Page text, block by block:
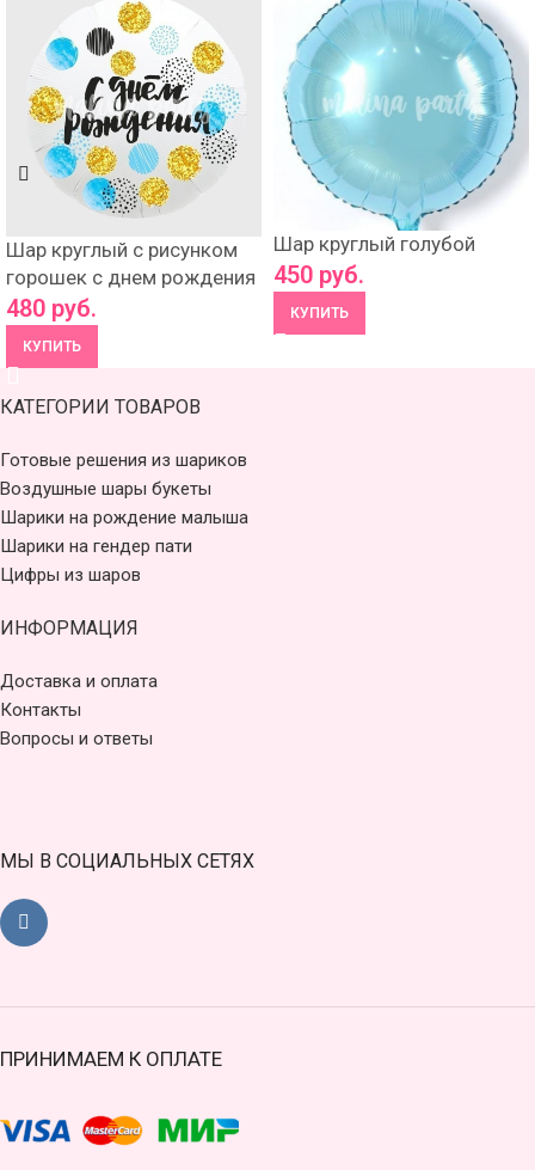
Шар круглый с рисунком
горошек с днем рождения
480 руб.
КУПИТЬ
Шар круглый голубой
450 руб.
КУПИТЬ
КАТЕГОРИИ ТОВАРОВ
Готовые решения из шариков
Воздушные шары букеты
Шарики на рождение малыша
Шарики на гендер пати
Цифры из шаров
ИНФОРМАЦИЯ
Доставка и оплата
Контакты
Вопросы и ответы
МЫ В СОЦИАЛЬНЫХ СЕТЯХ
ПРИНИМАЕМ К ОПЛАТЕ